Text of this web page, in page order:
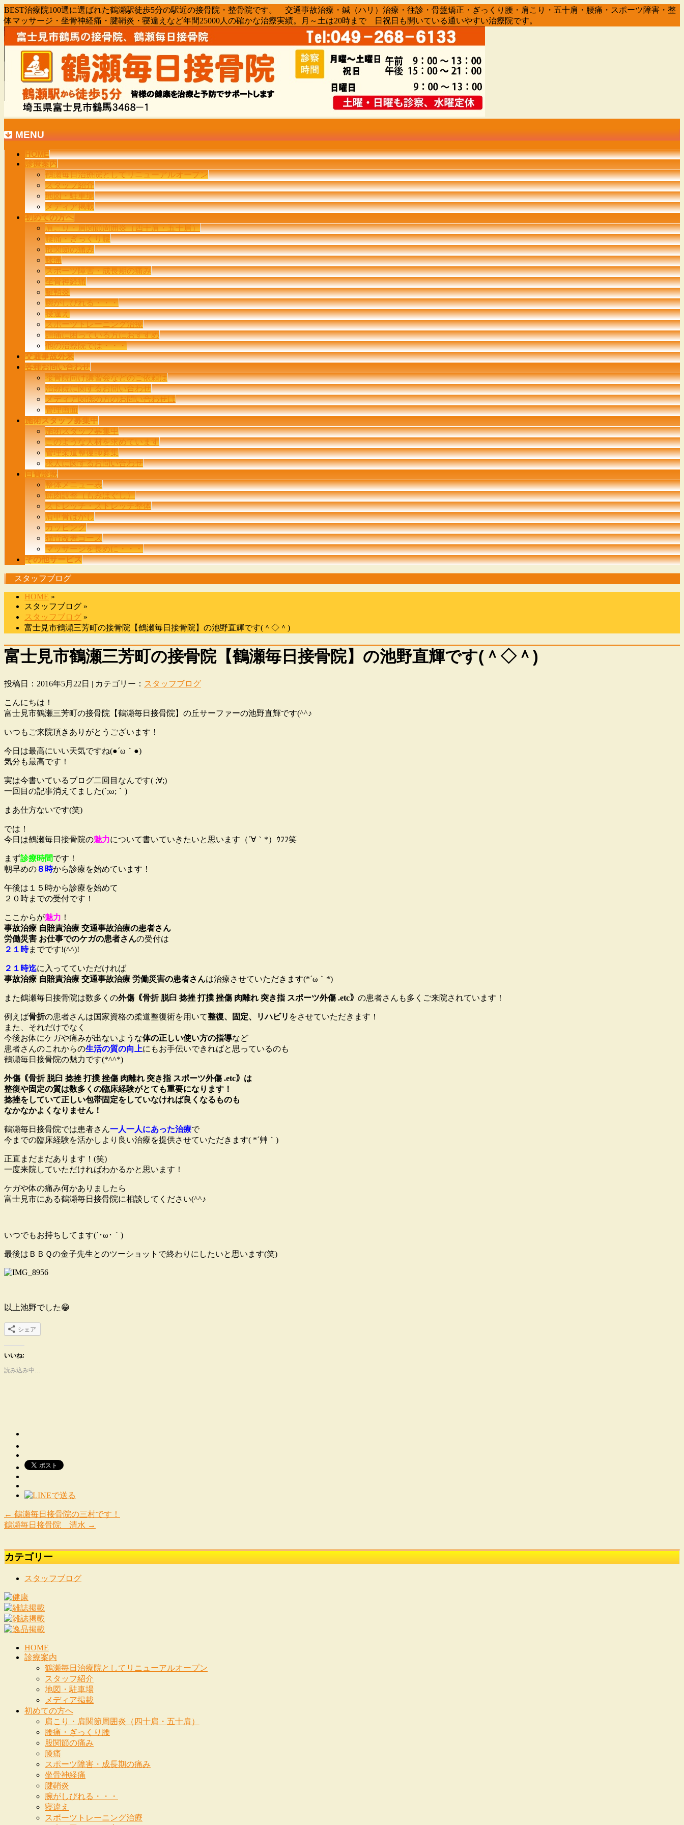
BEST治療院100選に選ばれた鶴瀬駅徒歩5分の駅近の接骨院・整骨院です。 交通事故治療・鍼（ハリ）治療・往診・骨盤矯正・ぎっくり腰・肩こり・五十肩・腰痛・スポーツ障害・整
体マッサージ・坐骨神経痛・腱鞘炎・寝違えなど年間25000人の確かな治療実績。月～土は20時まで 日祝日も開いている通いやすい治療院です。
MENU
HOME
診療案内
鶴瀬毎日治療院としてリニューアルオープン
スタッフ紹介
地図・駐車場
メディア掲載
初めての方へ
肩こり・肩関節周囲炎（四十肩・五十肩）
腰痛・ぎっくり腰
股関節の痛み
膝痛
スポーツ障害・成長期の痛み
坐骨神経痛
腱鞘炎
腕がしびれる・・・
寝違え
スポーツトレーニング治療
頭痛に困っている方におすすめ
他の治療院では・・・
交通事故外来
各種お問い合わせ
接骨院向け講習会などのご依頼は
治療院に関するお問い合わせ
メディア関係の方のお問い合わせは
管理画面
施術スタッフ募集中
施術スタッフ募集中
このような人材を求めています
管理柔道整復師募集
求人に関するお問い合わせ
自費診療
整体メニュー表
筋肉調整（もみほぐし）
ストレッチ・ストレッチ整体
肩甲骨はがし
カッピング
猫背改善コース
マッサージを長めに・・・
その他サービス
スタッフブログ
HOME »
スタッフブログ »
スタッフブログ »
富士見市鶴瀬三芳町の接骨院【鶴瀬毎日接骨院】の池野直輝です(＾◇＾)
富士見市鶴瀬三芳町の接骨院【鶴瀬毎日接骨院】の池野直輝です(＾◇＾)
投稿日：2016年5月22日 | カテゴリー： スタッフブログ
こんにちは！
富士見市鶴瀬三芳町の接骨院【鶴瀬毎日接骨院】の丘サーファーの池野直輝です(^^♪
いつもご来院頂きありがとうございます！
今日は最高にいい天気ですね(●´ω｀●)
気分も最高です！
実は今書いているブログ二回目なんです( ;∀;)
一回目の記事消えてました(´;ω;｀)
まあ仕方ないです(笑)
では！
今日は鶴瀬毎日接骨院の魅力について書いていきたいと思います（´∀｀*）ｳﾌﾌ笑
まず診療時間です！
朝早めの８時から診療を始めています！
午後は１５時から診療を始めて
２０時までの受付です！
ここからが魅力 ！
事故治療 自賠責治療 交通事故治療の患者さん
労働災害 お仕事でのケガの患者さんの受付は
２１時までです!(^^)!
２１時迄に入ってていただければ
事故治療 自賠責治療 交通事故治療 労働災害の患者さんは治療させていただきます(*´ω｀*)
また鶴瀬毎日接骨院は数多くの外傷｟骨折 脱臼 捻挫 打撲 挫傷 肉離れ 突き指 スポーツ外傷 .etc｠ の患者さんも多くご来院されています！
例えば骨折の患者さんは国家資格の柔道整復術を用いて整復、固定、リハビリ をさせていただきます！
また、それだけでなく
今後お体にケガや痛みが出ないような体の正しい使い方の指導など
患者さんのこれからの生活の質の向上にもお手伝いできればと思っているのも
鶴瀬毎日接骨院の魅力です(*^^*)
外傷｟骨折 脱臼 捻挫 打撲 挫傷 肉離れ 突き指 スポーツ外傷 .etc｠は
整復や固定の質は数多くの臨床経験がとても重要になります！
捻挫をしていて正しい包帯固定をしていなければ良くなるものも
なかなかよくなりません！
鶴瀬毎日接骨院では患者さん一人一人にあった治療で
今までの臨床経験を活かしより良い治療を提供させていただきます( *´艸｀)
正直まだまだあります！(笑)
一度来院していただければわかるかと思います！
ケガや体の痛み何かありましたら
富士見市にある鶴瀬毎日接骨院に相談してください(^^♪
いつでもお持ちしてます(´･ω･｀)
最後はＢＢＱの金子先生とのツーショットで終わりにしたいと思います(笑)
以上池野でした😁
シェア
いいね:
読み込み中…
← 鶴瀬毎日接骨院の三村です！
鶴瀬毎日接骨院 清水 →
カテゴリー
スタッフブログ
HOME
診療案内
鶴瀬毎日治療院としてリニューアルオープン
スタッフ紹介
地図・駐車場
メディア掲載
初めての方へ
肩こり・肩関節周囲炎（四十肩・五十肩）
腰痛・ぎっくり腰
股関節の痛み
膝痛
スポーツ障害・成長期の痛み
坐骨神経痛
腱鞘炎
腕がしびれる・・・
寝違え
スポーツトレーニング治療